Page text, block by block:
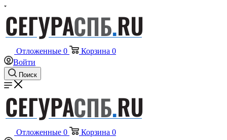
Отложенные 0 Корзина 0
Войти
Поиск
Отложенные 0 Корзина 0